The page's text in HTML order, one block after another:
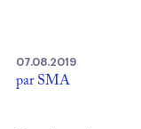
07.08.2019
par SMA